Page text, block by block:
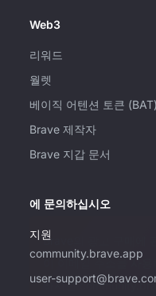
Web3
리워드
월렛
베이직 어텐션 토큰 (BAT)
Brave 제작자
Brave 지갑 문서
에 문의하십시오
지원
community.brave.app
user-
Brave의 광고 구매에
이 이메일 주소를 사
하시면